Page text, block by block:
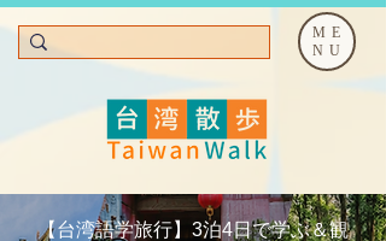
ME
NU
【台湾語学旅行】3泊4日で学ぶ＆観